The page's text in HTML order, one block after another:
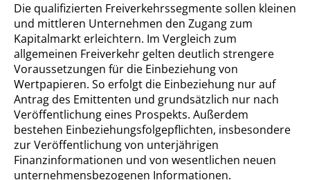
Die qualifizierten Freiverkehrssegmente sollen kleinen
und mittleren Unternehmen den Zugang zum
Kapitalmarkt erleichtern. Im Vergleich zum
allgemeinen Freiverkehr gelten deutlich strengere
Voraussetzungen für die Einbeziehung von
Wertpapieren. So erfolgt die Einbeziehung nur auf
Antrag des Emittenten und grundsätzlich nur nach
Veröffentlichung eines Prospekts. Außerdem
bestehen Einbeziehungsfolgepflichten, insbesondere
zur Veröffentlichung von unterjährigen
Finanzinformationen und von wesentlichen neuen
unternehmensbezogenen Informationen.